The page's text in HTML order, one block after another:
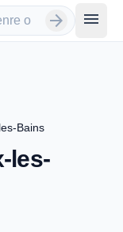
arrow_forward menu
Bains
les-